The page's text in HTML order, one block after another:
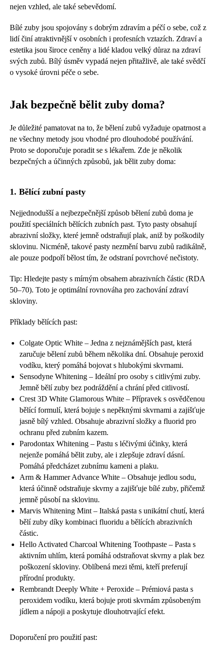
nejen vzhled, ale také sebevědomí.
Bílé zuby jsou spojovány s dobrým zdravím a péčí o sebe, což z
lidí činí atraktivnější v osobních i profesních vztazích. Zdraví a
estetika jsou široce ceněny a lidé kladou velký důraz na zdraví
svých zubů. Bílý úsměv vypadá nejen přitažlivě, ale také svědčí
o vysoké úrovni péče o sebe.
Jak bezpečně bělit zuby doma?
Je důležité pamatovat na to, že bělení zubů vyžaduje opatrnost a
ne všechny metody jsou vhodné pro dlouhodobé používání.
Proto se doporučuje poradit se s lékařem. Zde je několik
bezpečných a účinných způsobů, jak bělit zuby doma:
1. Bělící zubní pasty
Nejjednodušší a nejbezpečnější způsob bělení zubů doma je
použití speciálních bělících zubních past. Tyto pasty obsahují
abrazivní složky, které jemně odstraňují plak, aniž by poškodily
sklovinu. Nicméně, takové pasty nezmění barvu zubů radikálně,
ale pouze podpoří bělost tím, že odstraní povrchové nečistoty.
Tip: Hledejte pasty s mírným obsahem abrazivních částic (RDA
50–70). Toto je optimální rovnováha pro zachování zdraví
skloviny.
Příklady bělících past:
Colgate Optic White – Jedna z nejznámějších past, která
zaručuje bělení zubů během několika dní. Obsahuje peroxid
vodíku, který pomáhá bojovat s hlubokými skvrnami.
Sensodyne Whitening – Ideální pro osoby s citlivými zuby.
Jemně bělí zuby bez podráždění a chrání před citlivostí.
Crest 3D White Glamorous White – Přípravek s osvědčenou
bělící formulí, která bojuje s nepěknými skvrnami a zajišťuje
jasně bílý vzhled. Obsahuje abrazivní složky a fluorid pro
ochranu před zubním kazem.
Parodontax Whitening – Pastu s léčivými účinky, která
nejenže pomáhá bělit zuby, ale i zlepšuje zdraví dásní.
Pomáhá předcházet zubnímu kameni a plaku.
Arm & Hammer Advance White – Obsahuje jedlou sodu,
která účinně odstraňuje skvrny a zajišťuje bílé zuby, přičemž
jemně působí na sklovinu.
Marvis Whitening Mint – Italská pasta s unikátní chutí, která
bělí zuby díky kombinaci fluoridu a bělících abrazivních
částic.
Hello Activated Charcoal Whitening Toothpaste – Pasta s
aktivním uhlím, která pomáhá odstraňovat skvrny a plak bez
poškození skloviny. Oblíbená mezi těmi, kteří preferují
přírodní produkty.
Rembrandt Deeply White + Peroxide – Prémiová pasta s
peroxidem vodíku, která bojuje proti skvrnám způsobeným
jídlem a nápoji a poskytuje dlouhotrvající efekt.
Doporučení pro použití past: